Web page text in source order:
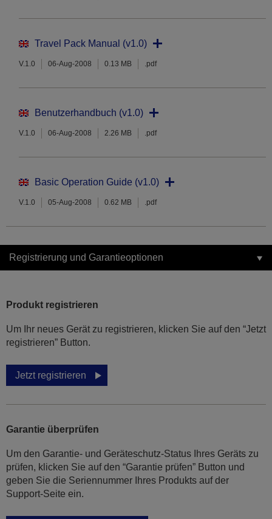
Travel Pack Manual (v1.0)
V.1.0 06-Aug-2008 0.13 MB .pdf
Benutzerhandbuch (v1.0)
V.1.0 06-Aug-2008 2.26 MB .pdf
Basic Operation Guide (v1.0)
V.1.0 05-Aug-2008 0.62 MB .pdf
Registrierung und Garantieoptionen
Produkt registrieren
Um Ihr neues Gerät zu registrieren, klicken Sie auf den “Jetzt
registrieren” Button.
Jetzt registrieren
Garantie überprüfen
Um den Garantie- und Geräteschutz-Status Ihres Geräts zu
prüfen, klicken Sie auf den “Garantie prüfen” Button und
geben Sie die Seriennummer Ihres Produkts auf der
Support-Seite ein.